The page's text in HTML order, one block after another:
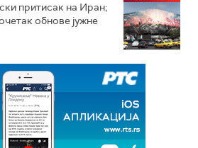
притисак на Иран;
обнове јужне